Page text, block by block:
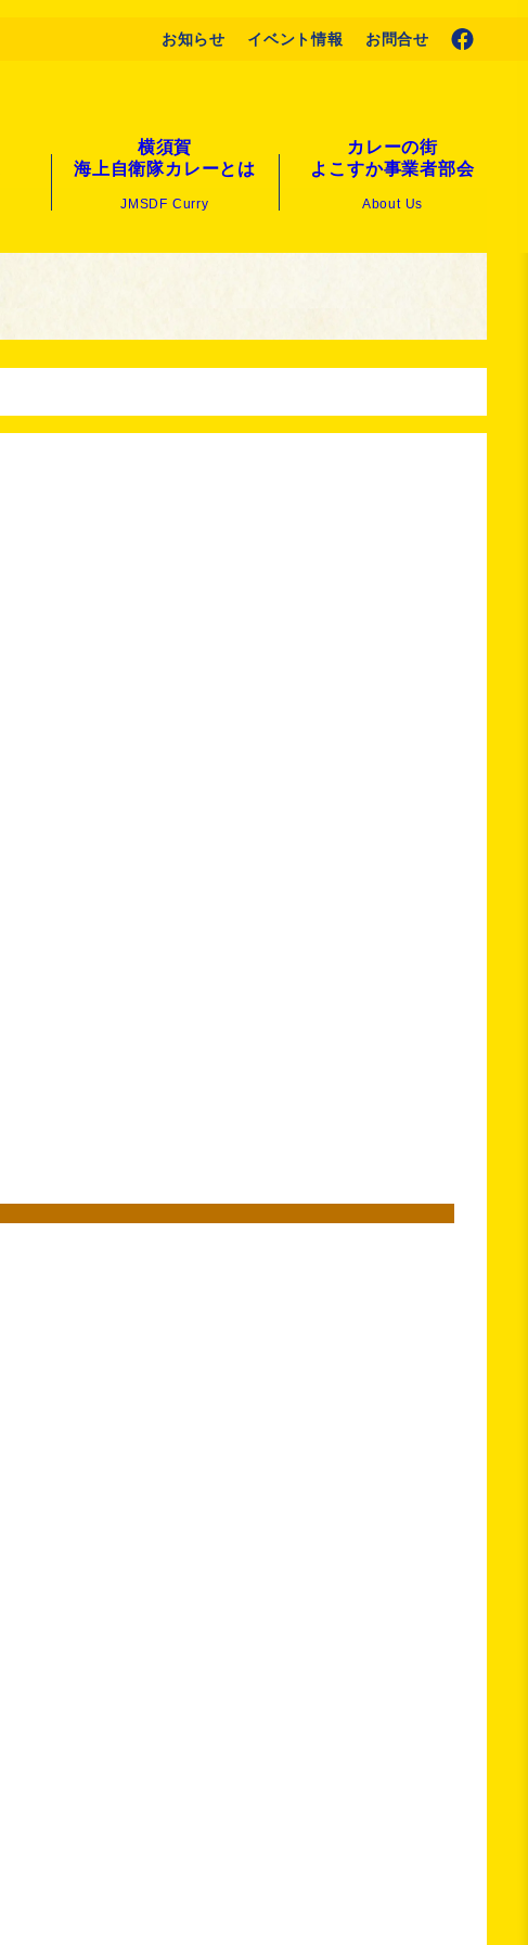
お知らせ イベント情報 お問合せ
横須賀
海上自衛隊カレーとは
JMSDF Curry
カレーの街
よこすか事業者部会
About Us